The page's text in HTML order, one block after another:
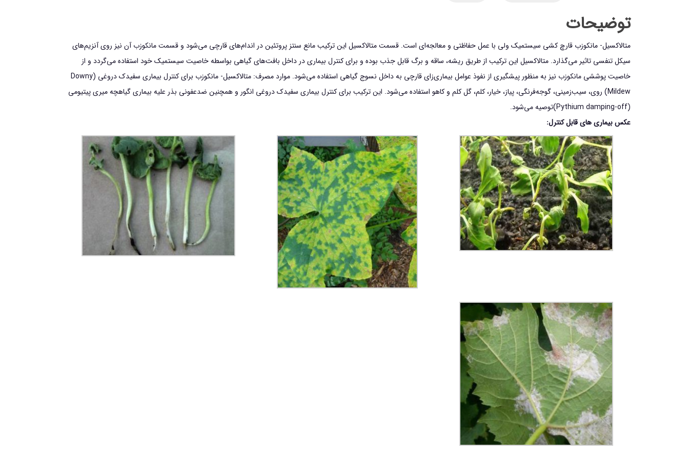
توضیحات
متالاکسیل- مانکوزب قارچ كشي سيستميك ولي با عمل حفاظتي و معالجه‌اي است. قسمت متالاكسيل اين تركيب مانع سنتز پروتئين در اندام‌هاي قارچي مي‌شود و قسمت مانكوزب آن نيز روي آنزيم‌هاي
سيكل تنفسي تاثير مي‌گذارد. متالاكسيل اين تركيب از طريق ريشه، ساقه و برگ قابل جذب بوده و براي كنترل بيماري در داخل بافت‌هاي گياهي بواسطه خاصيت سيستميك خود استفاده مي‌گردد و از
خاصيت پوششي مانكوزب نيز به منظور پيشگيري از نفوذ عوامل بيماري‌زاي قارچي به داخل نسوج گياهي استفاده مي‌شود. موارد مصرف: متالاکسیل- مانکوزب براي كنترل بيماري سفيدك دروغي (Downy
Mildew) روي، سيب‌زميني، گوجه‌فرنگي، پياز، خيار، كلم، گل ‌كلم و كاهو استفاده مي‌شود. اين تركيب براي كنترل بيماري سفيدك دروغي انگور و همچنين ضدعفوني بذر عليه بيماري گياهچه ميري پيتيومي
(Pythium damping-off)توصيه مي‌شود.
عکس بیماری های قابل کنترل: